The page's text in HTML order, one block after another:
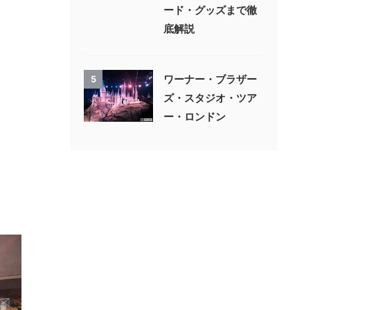
ード・グッズまで徹
底解説
5
ワーナー・ブラザー
ズ・スタジオ・ツア
ー・ロンドン